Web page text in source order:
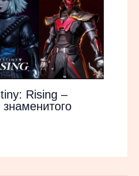
Rising –
знаменитого